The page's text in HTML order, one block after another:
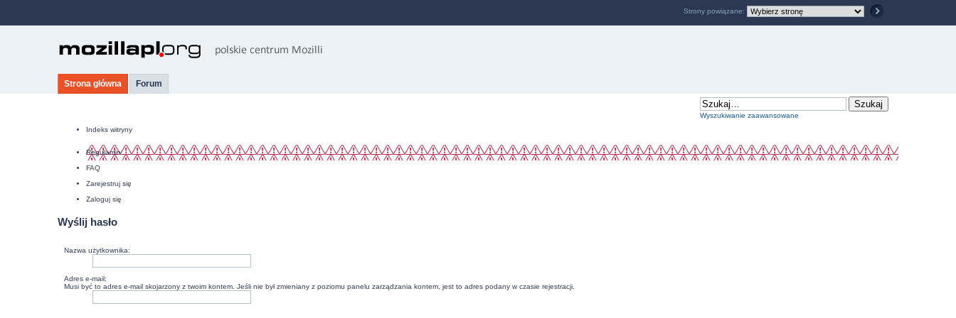
Strona główna Forum
Wyszukiwanie zaawansowane
Indeks witryny
Regulamin
FAQ
Zarejestruj się
Zaloguj się
Wyślij hasło
Nazwa użytkownika:
Adres e-mail:
Musi być to adres e-mail skojarzony z twoim kontem. Jeśli nie był zmieniany z poziomu panelu zarządzania kontem, jest to adres podany w czasie rejestracji.
Strony powiązane: